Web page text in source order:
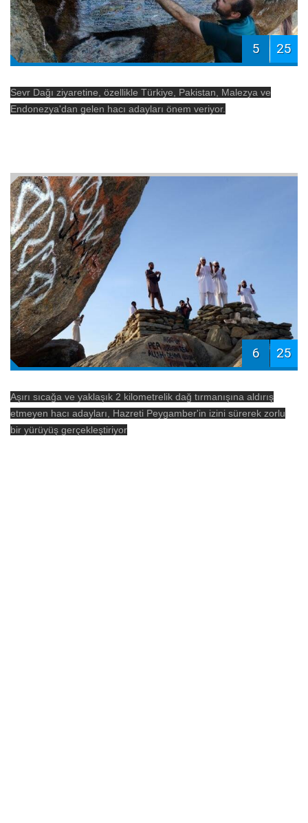
5 25
Sevr Dağı ziyaretine, özellikle Türkiye, Pakistan, Malezya ve
Endonezya'dan gelen hacı adayları önem veriyor.
6 25
Aşırı sıcağa ve yaklaşık 2 kilometrelik dağ tırmanışına aldırış
etmeyen hacı adayları, Hazreti Peygamber'in izini sürerek zorlu
bir yürüyüş gerçekleştiriyor